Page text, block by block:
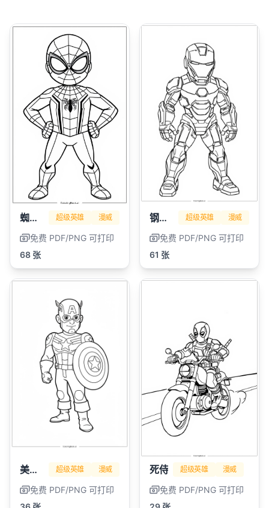
蜘蛛侠 超级英雄 漫威
免费 PDF/PNG 可打印
68 张
钢铁侠 超级英雄 漫威
免费 PDF/PNG 可打印
61 张
美国队长 超级英雄 漫威
免费 PDF/PNG 可打印
死侍 超级英雄 漫威
免费 PDF/PNG 可打印